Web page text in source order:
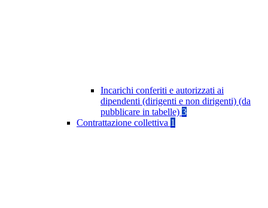
Incarichi conferiti e autorizzati ai
dipendenti (dirigenti e non dirigenti) (da
pubblicare in tabelle) 3
Contrattazione collettiva 1